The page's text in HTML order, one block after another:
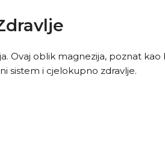
Ovaj oblik magnezija, poznat kao
sistem i cjelokupno zdravlje.